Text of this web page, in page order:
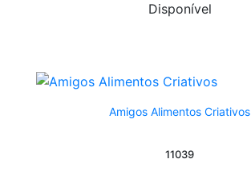
Disponível
Amigos Alimentos Criativos
11039